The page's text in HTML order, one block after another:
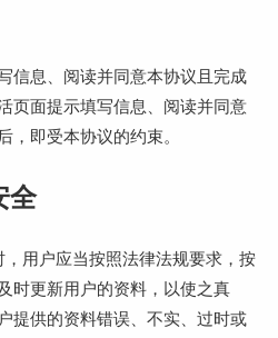
信息、阅读并同意本协议且完成
页面提示填写信息、阅读并同意
，即受本协议的约束。
全
用户应当按照法律法规要求，按
时更新用户的资料，以使之真
提供的资料错误、不实、过时或